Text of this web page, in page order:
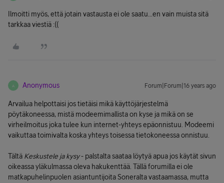
Ilmoitti myös, että jotain vastausta ei ole saatu...en vain muista sitä
tarkkaa viestiä :((
A Anonymous Forum|Forum|16 years ago
Arvailua helpottaisi jos tietäisi mikä käyttöjärjestelmä
pöytäkoneessa, mistä modeemimallista on kyse ja mikä on se
virheilmoitus joka tulee kun internet-yhteys epäonnistuu. Modeemi
vaikuttaa toimivalta koska yhteys toisessa tietokoneessa onnistuu.
Tältä Keskustele ja kysy- palstalta saataa löytyä apua jos käytät sivun
oikeassa yläkulmassa oleva hakukenttää. Tällä forumilla ei ole
matkapuhelinpuolen asiantuntijoita Soneralta vastaamassa, mutta